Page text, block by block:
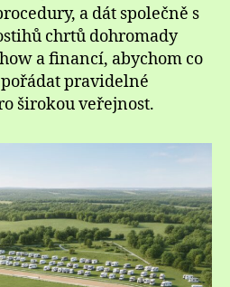
a dát společně s
chrtů dohromady
a financí, abychom co
pravidelné
širokou veřejnost.